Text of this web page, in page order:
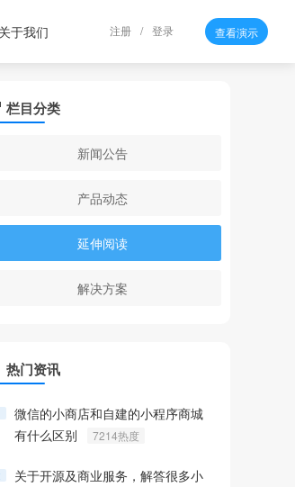
查看演示
登录
/
注册
关于我们
栏目分类
新闻公告
产品动态
延伸阅读
解决方案
热门资讯
微信的小商店和自建的小程序商城
有什么区别
7214热度
关于开源及商业服务，解答很多小